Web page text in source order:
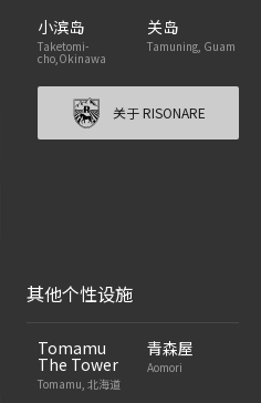
小滨岛
Taketomi-
cho,Okinawa
关岛
Tamuning, Guam
关于 RISONARE
其他个性设施
Tomamu
The Tower
Tomamu, 北海道
青森屋
Aomori